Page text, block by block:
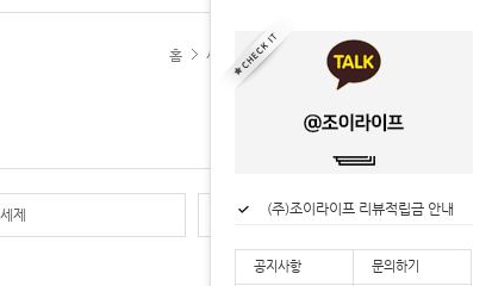
홈 세척제/제거제 기계/전자부품 세척제
제 흡착포/유처리제(13)
(주)조이라이프 배송공지
(주)조이라이프 리뷰적립금 안내
공지사항
문의하기